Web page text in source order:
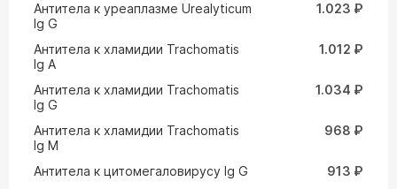
Антитела к уреаплазме Urealyticum
Ig G
1.023 ₽
Антитела к хламидии Trachomatis
Ig A
1.012 ₽
Антитела к хламидии Trachomatis
Ig G
1.034 ₽
Антитела к хламидии Trachomatis
Ig M
968 ₽
Антитела к цитомегаловирусу Ig G
913 ₽